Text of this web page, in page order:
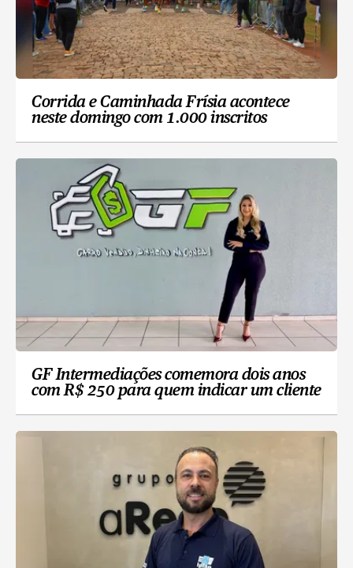
Corrida e Caminhada Frísia acontece
neste domingo com 1.000 inscritos
GF Intermediações comemora dois anos
com R$ 250 para quem indicar um cliente